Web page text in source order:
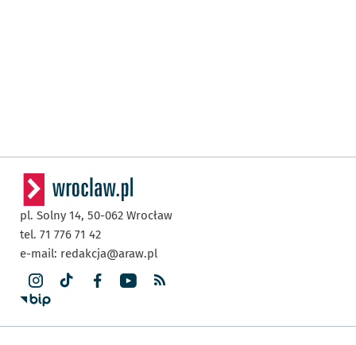
pl. Solny 14, 50-062 Wrocław
tel. 71 776 71 42
e-mail: redakcja@araw.pl